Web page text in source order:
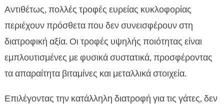
Αντιθέτως, πολλές τροφές ευρείας κυκλοφορίας
περιέχουν πρόσθετα που δεν συνεισφέρουν στη
διατροφική αξία. Οι τροφές υψηλής ποιότητας είναι
εμπλουτισμένες με φυσικά συστατικά, προσφέροντας
τα απαραίτητα βιταμίνες και μεταλλικά στοιχεία.
Επιλέγοντας την κατάλληλη διατροφή για τις γάτες, δεν